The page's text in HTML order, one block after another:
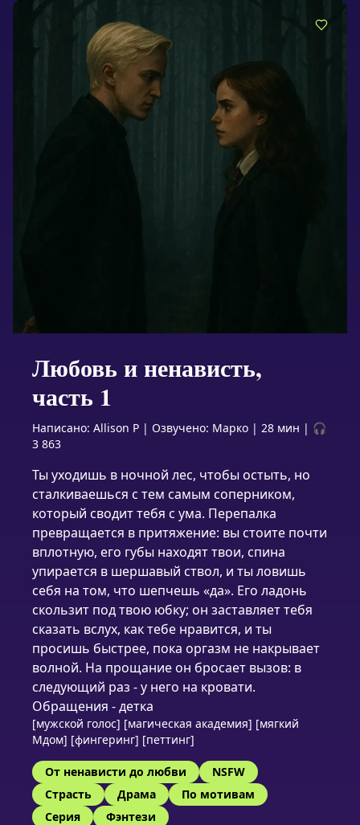
Любовь и ненависть,
часть 1
Написано: Allison P | Озвучено: Марко | 28 мин | 🎧
3 863
Ты уходишь в ночной лес, чтобы остыть, но
сталкиваешься с тем самым соперником,
который сводит тебя с ума. Перепалка
превращается в притяжение: вы стоите почти
вплотную, его губы находят твои, спина
упирается в шершавый ствол, и ты ловишь
себя на том, что шепчешь «да». Его ладонь
скользит под твою юбку; он заставляет тебя
сказать вслух, как тебе нравится, и ты
просишь быстрее, пока оргазм не накрывает
волной. На прощание он бросает вызов: в
следующий раз - у него на кровати.
Обращения - детка
[мужской голос] [магическая академия] [мягкий
Мдом] [фингеринг] [петтинг]
От ненависти до любви
NSFW
Страсть
Драма
По мотивам
Серия
Фэнтези